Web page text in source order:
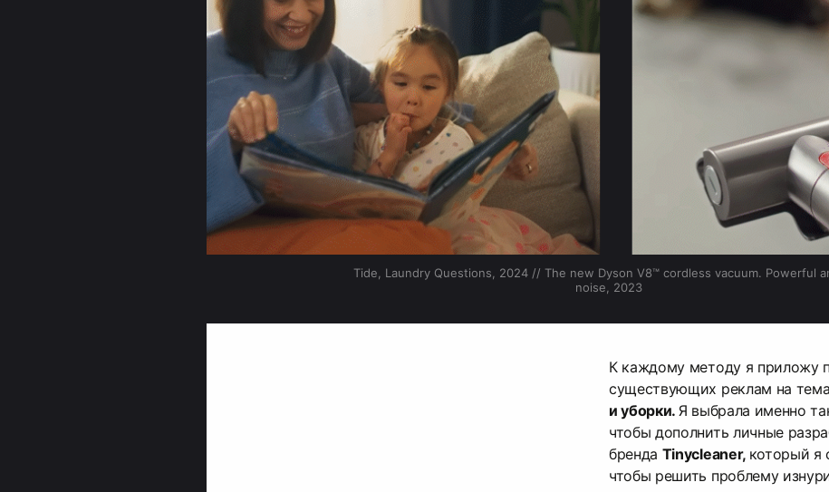
Tide, Laundry Questions, 2024 // The new Dyson V8™ cordless vacuum. Powerful
noise, 2023
К каждому методу я приложу
существующих реклам на
и уборки. Я выбрала именно
чтобы дополнить личные
бренда Tinycleaner, который я
чтобы решить проблему